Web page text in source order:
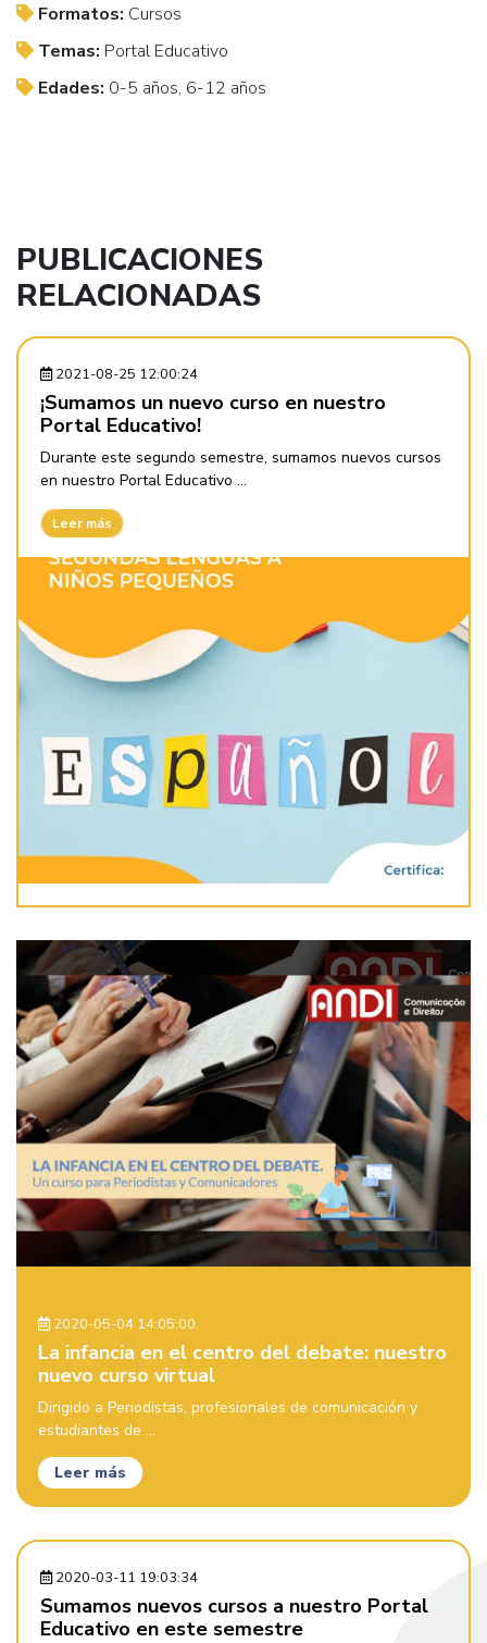
Formatos: Cursos
Temas: Portal Educativo
Edades: 0-5 años, 6-12 años
PUBLICACIONES
RELACIONADAS
2021-08-25 12:00:24
¡Sumamos un nuevo curso en nuestro
Portal Educativo!
Durante este segundo semestre, sumamos nuevos cursos
en nuestro Portal Educativo ...
Leer más
2020-05-04 14:05:00
La infancia en el centro del debate: nuestro
nuevo curso virtual
Dirigido a Periodistas, profesionales de comunicación y
estudiantes de ...
Leer más
2020-03-11 19:03:34
Sumamos nuevos cursos a nuestro Portal
Educativo en este semestre